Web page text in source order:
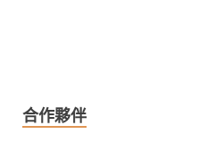
合作夥伴